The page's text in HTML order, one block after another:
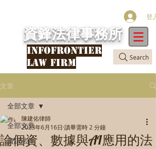
Search
登入
資鋒法律事務所
INFOFRONTIER
LAW FIRM
文章
全部文章
資訊法律
全部文章
論個資、數據與AI應用的法
陳建佑律師
2023年6月16日 讀畢需時 2 分鐘